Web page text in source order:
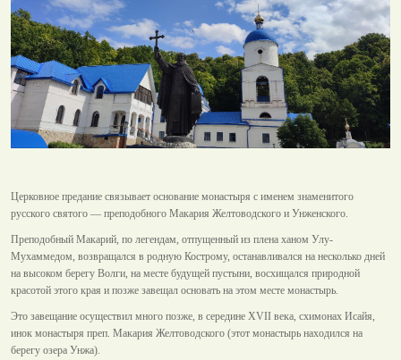
Церковное предание связывает основание монастыря с именем знаменитого
русского святого — преподобного Макария Желтоводского и Унженского.
Преподобный Макарий, по легендам, отпущенный из плена ханом Улу-
Мухаммедом, возвращался в родную Кострому, останавливался на несколько дней
на высоком берегу Волги, на месте будущей пустыни, восхищался природной
красотой этого края и позже завещал основать на этом месте монастырь.
Это завещание осуществил много позже, в середине XVII века, схимонах Исайя,
инок монастыря преп. Макария Желтоводского (этот монастырь находился на
берегу озера Унжа).